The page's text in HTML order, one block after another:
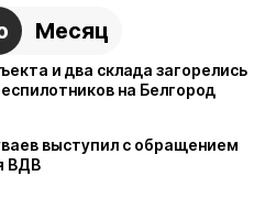
Месяц
и два склада загорелись
на Белгород
выступил с обращением
ВДВ